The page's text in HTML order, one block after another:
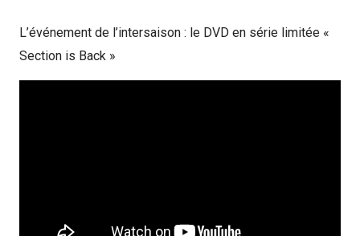
L’événement de l’intersaison : le DVD en série limitée «
Section is Back »